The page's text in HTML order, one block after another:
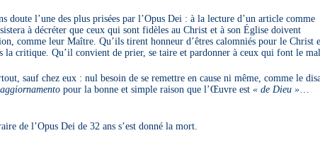
doute l’une des plus prisées par l’Opus Dei : à la lecture d’un article comme
à décréter que ceux qui sont fidèles au Christ et à son Église doivent
comme leur Maître. Qu’ils tirent honneur d’êtres calomniés pour le Christ
la critique. Qu’il convient de prier, se taire et pardonner à ceux qui font le mal.
sauf chez eux : nul besoin de se remettre en cause ni même, comme le
aggiornamentopour la bonne et simple raison que l’Œuvre est « de Dieu »…
de l’Opus Dei de 32 ans s’est donné la mort.